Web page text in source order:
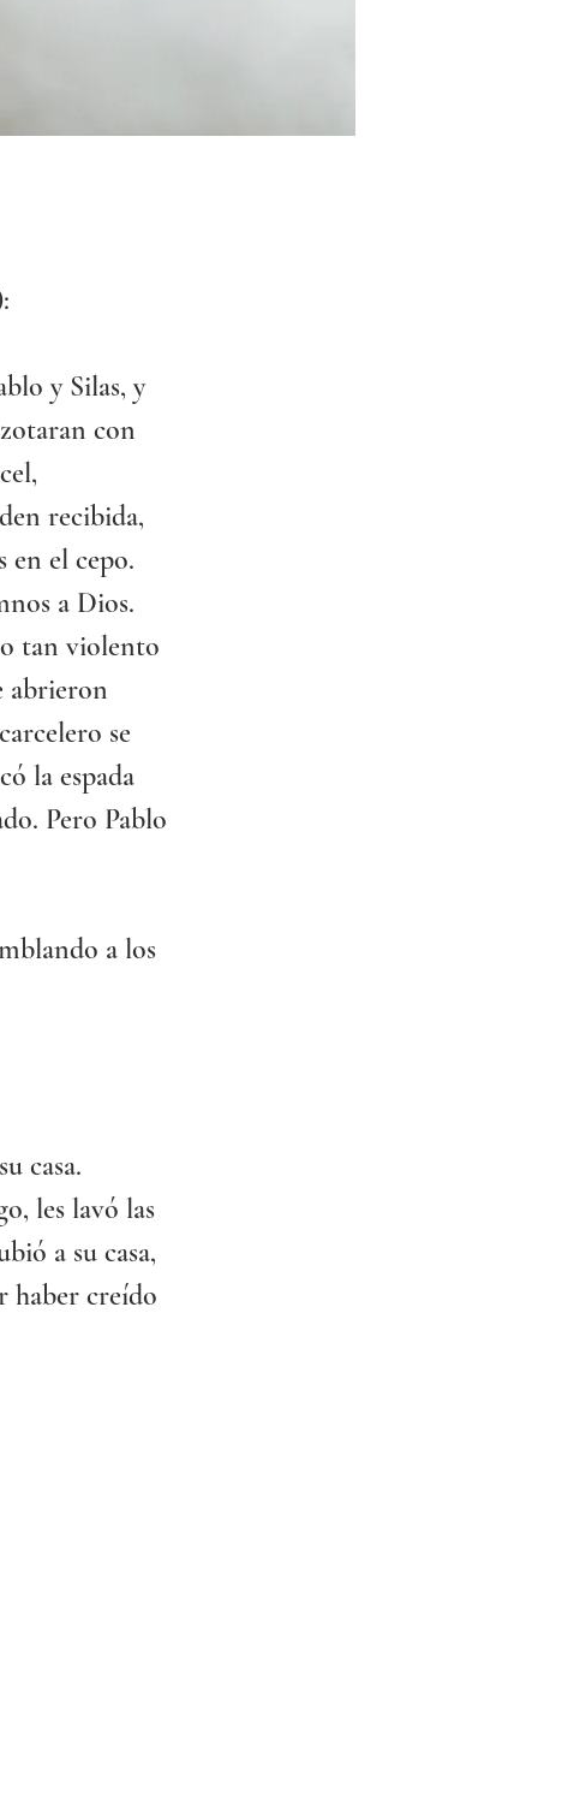
y Silas, y
con
recibida,
en el cepo.
a Dios.
tan violento
abrieron
se
la espada
Pero Pablo
a los
casa.
les lavó las
a su casa,
haber creído